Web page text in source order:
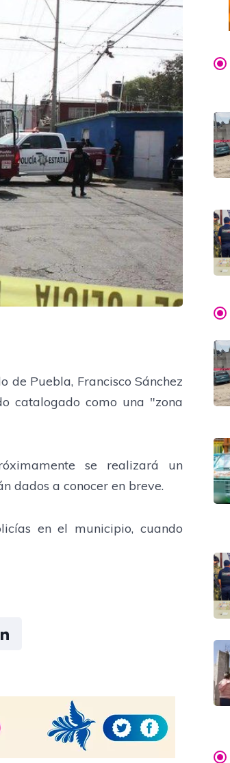
Puebla, Francisco Sánchez
catalogado como una "zona
se realizará un
dados a conocer en breve.
en el municipio, cuando